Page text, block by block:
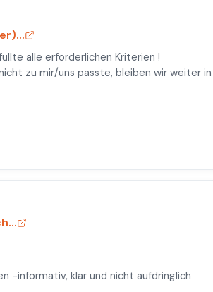
alle erforderlichen Kriterien !
zu mir/uns passte, bleiben wir weiter in
-informativ, klar und nicht aufdringlich